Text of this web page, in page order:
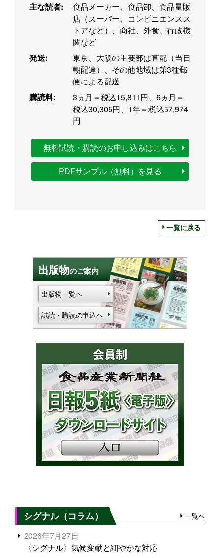
主な読者:
食品メーカー、食品卸、食品量販
店（スーパー、コンビニエンスス
トアなど）、商社、外食、行政機
関など
発送:
東京、大阪の主要部は直配（当日
朝配達）、その他地域は第3種郵
便による配送
購読料:
3ヵ月＝税込15,811円、6ヵ月＝
税込30,305円、1年＝税込57,974
円
無料試読・購読のお申し込みはこちら
PDFサンプル（無料）を見る
一覧に戻る
出版物のご案内
出版物一覧へ
試読・購読の申込へ
シグナル（コラム） 一覧へ
2026年7月27日
〈シグナル〉気候変動と細やかな対応